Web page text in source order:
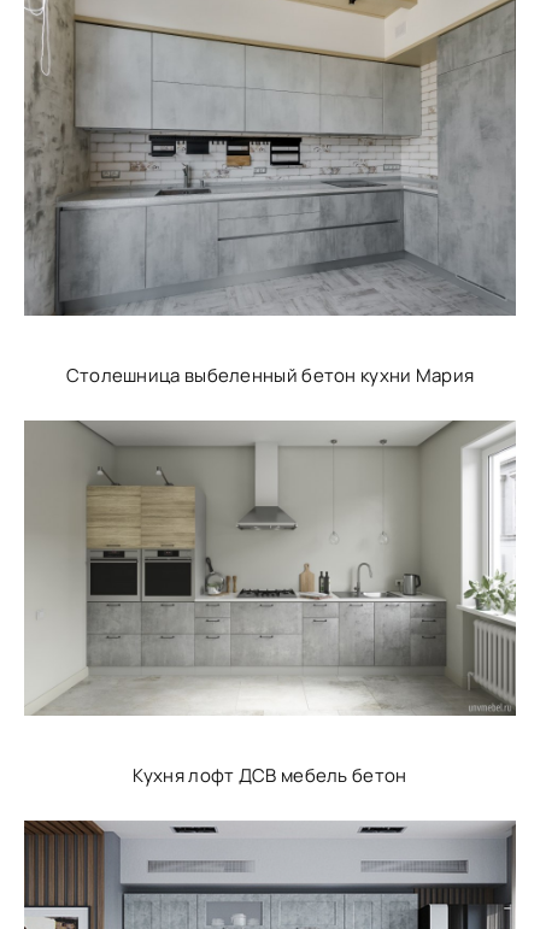
Столешница выбеленный бетон кухни Мария
Кухня лофт ДСВ мебель бетон